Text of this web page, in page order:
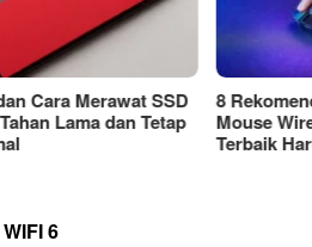
Merek
Wireless Berkualitas
Harus Dicoba!
Cara
Mouse
Atau
WIFI 6